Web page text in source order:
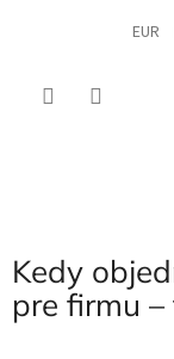
EUR
Kedy
pre firmu